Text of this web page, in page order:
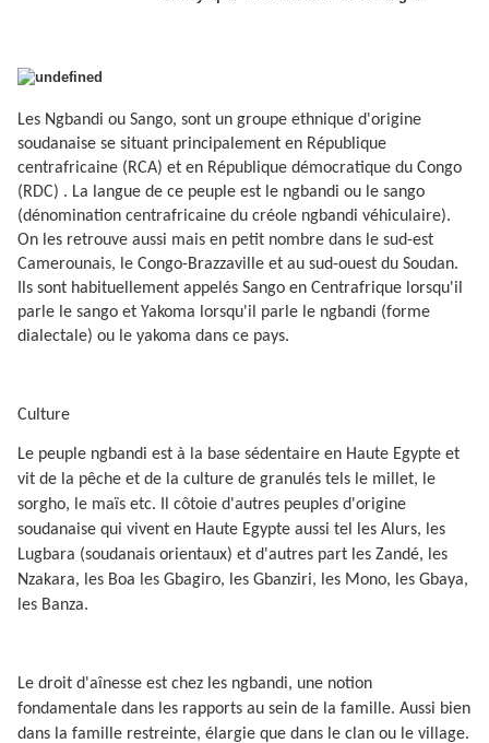
Les Ngbandi ou Sango, sont un groupe ethnique d'origine
soudanaise se situant principalement en République
centrafricaine (RCA) et en République démocratique du Congo
(RDC) . La langue de ce peuple est le ngbandi ou le sango
(dénomination centrafricaine du créole ngbandi véhiculaire).
On les retrouve aussi mais en petit nombre dans le sud-est
Camerounais, le Congo-Brazzaville et au sud-ouest du Soudan.
Ils sont habituellement appelés Sango en Centrafrique lorsqu'il
parle le sango et Yakoma lorsqu'il parle le ngbandi (forme
dialectale) ou le yakoma dans ce pays.
Culture
Le peuple ngbandi est à la base sédentaire en Haute Egypte et
vit de la pêche et de la culture de granulés tels le millet, le
sorgho, le maïs etc. Il côtoie d'autres peuples d'origine
soudanaise qui vivent en Haute Egypte aussi tel les Alurs, les
Lugbara (soudanais orientaux) et d'autres part les Zandé, les
Nzakara, les Boa les Gbagiro, les Gbanziri, les Mono, les Gbaya,
les Banza.
Le droit d'aînesse est chez les ngbandi, une notion
fondamentale dans les rapports au sein de la famille. Aussi bien
dans la famille restreinte, élargie que dans le clan ou le village.